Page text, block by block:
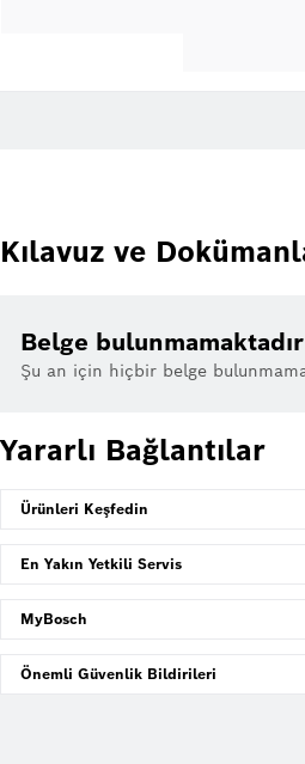
Kılavuz ve
Belge bulunmamaktadır
Şu an için hiçbir belge
Yararlı Bağlantılar
Ürünleri Keşfedin
En Yakın Yetkili Servis
MyBosch
Önemli Güvenlik Bildirileri